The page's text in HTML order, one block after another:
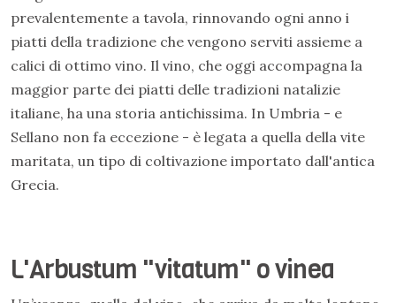
prevalentemente a tavola, rinnovando ogni anno i
piatti della tradizione che vengono serviti assieme a
calici di ottimo vino. Il vino, che oggi accompagna la
maggior parte dei piatti delle tradizioni natalizie
italiane, ha una storia antichissima. In Umbria - e
Sellano non fa eccezione - è legata a quella della vite
maritata, un tipo di coltivazione importato dall'antica
Grecia.
L'Arbustum "vitatum" o vinea